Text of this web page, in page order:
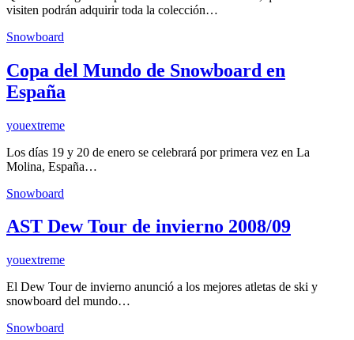
visiten podrán adquirir toda la colección…
Snowboard
Copa del Mundo de Snowboard en
España
youextreme
Los días 19 y 20 de enero se celebrará por primera vez en La
Molina, España…
Snowboard
AST Dew Tour de invierno 2008/09
youextreme
El Dew Tour de invierno anunció a los mejores atletas de ski y
snowboard del mundo…
Snowboard